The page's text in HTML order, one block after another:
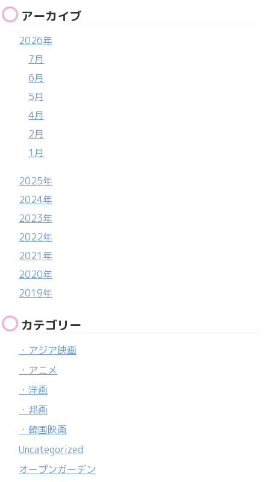
アーカイブ
2026年
7月
6月
5月
4月
2月
1月
2025年
2024年
2023年
2022年
2021年
2020年
2019年
カテゴリー
・アジア映画
・アニメ
・洋画
・邦画
・韓国映画
Uncategorized
オープンガーデン